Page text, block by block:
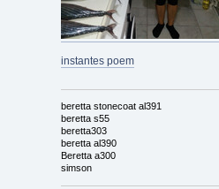
instantes poem
beretta stonecoat al391
beretta s55
beretta303
beretta al390
Beretta a300
simson